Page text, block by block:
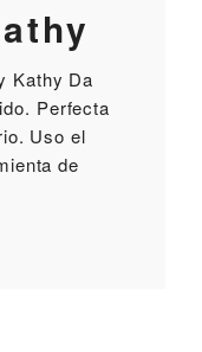
Kathy Da
Perfecta
Uso el
de